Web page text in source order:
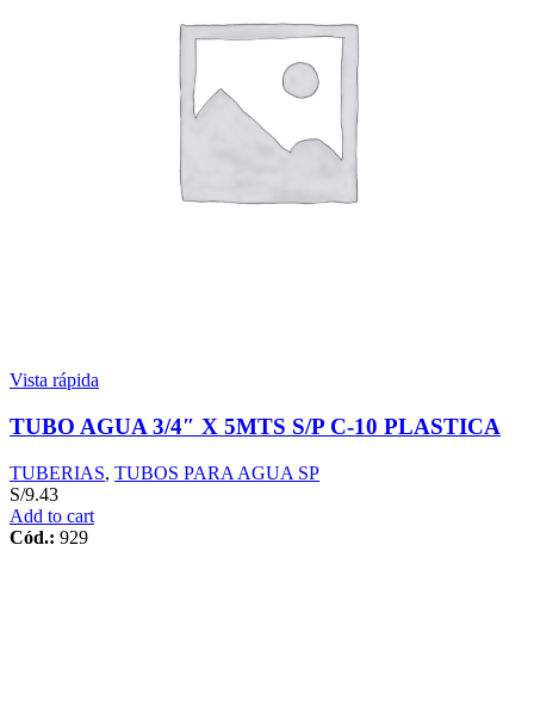
Vista rápida
TUBO AGUA 3/4″ X 5MTS S/P C-10 PLASTICA
TUBERIAS, TUBOS PARA AGUA SP
S/9.43
Add to cart
Cód.: 929